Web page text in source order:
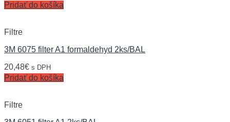
Pridať do košíka
Filtre
3M 6075 filter A1 formaldehyd 2ks/BAL
20,48€ s DPH
Pridať do košíka
Filtre